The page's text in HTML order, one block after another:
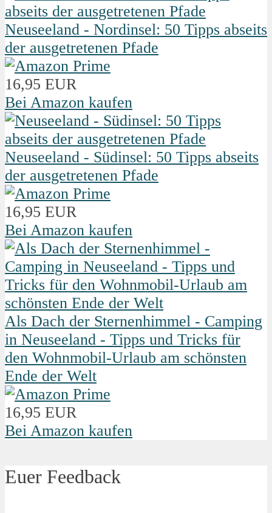
Neuseeland - Nordinsel: 50 Tipps abseits
der ausgetretenen Pfade
16,95 EUR
Bei Amazon kaufen
Neuseeland - Südinsel: 50 Tipps abseits
der ausgetretenen Pfade
16,95 EUR
Bei Amazon kaufen
Als Dach der Sternenhimmel - Camping
in Neuseeland - Tipps und Tricks für
den Wohnmobil-Urlaub am schönsten
Ende der Welt
16,95 EUR
Bei Amazon kaufen
Euer Feedback